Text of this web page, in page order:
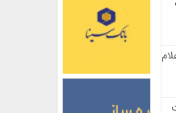
سمپاد سال ۱۴۰۵ اعلام